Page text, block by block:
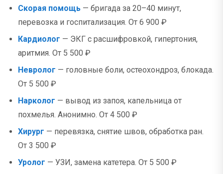
Скорая помощь — бригада за 20–40 минут,
перевозка и госпитализация. От 6 900 ₽
Кардиолог — ЭКГ с расшифровкой, гипертония,
аритмия. От 5 500 ₽
Невролог — головные боли, остеохондроз, блокада.
От 5 500 ₽
Нарколог — вывод из запоя, капельница от
похмелья. Анонимно. От 4 500 ₽
Хирург — перевязка, снятие швов, обработка ран.
От 3 500 ₽
Уролог — УЗИ, замена катетера. От 5 500 ₽